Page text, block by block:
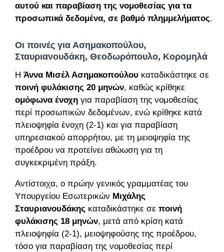
αυτού και παραβίαση της νομοθεσίας για τα
προσωπικά δεδομένα, σε βαθμό πλημμελήματος.
Οι ποινές για Ασημακοπούλου,
Σταυριανουδάκη, Θεοδωρόπουλο, Κορομηλά
Η Άννα Μισέλ Ασημακοπούλου καταδικάστηκε σε
ποινή φυλάκισης 20 μηνών, καθώς κρίθηκε
ομόφωνα ένοχη για παραβίαση της νομοθεσίας
περί προσωπικών δεδομένων, ενώ κρίθηκε κατά
πλειοψηφία ένοχη (2-1) και για παραβίαση
υπηρεσιακού απορρήτου, με τη μειοψηφία της
προέδρου να προτείνει αθώωση για τη
συγκεκριμένη πράξη.
Αντίστοιχα, ο πρώην γενικός γραμματέας του
Υπουργείου Εσωτερικών Μιχάλης
Σταυριανουδάκης καταδικάστηκε σε ποινή
φυλάκισης 18 μηνών, μετά από κρίση κατά
πλειοψηφία (2-1), μειοψηφούσης της προέδρου,
τόσο για παραβίαση της νομοθεσίας περί